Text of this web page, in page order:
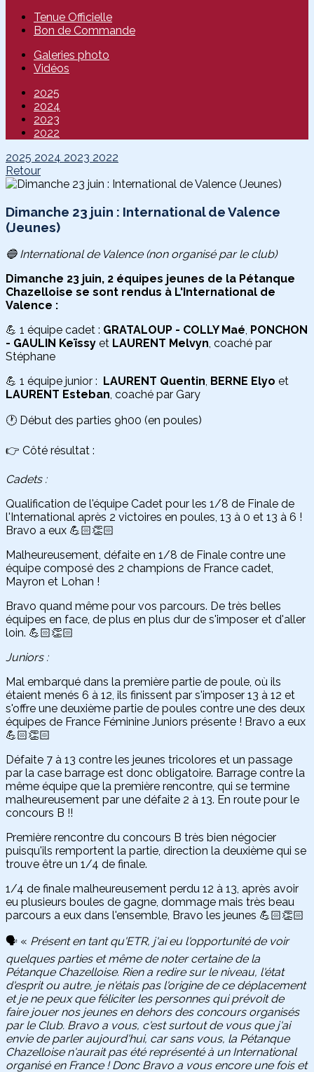
Tenue Officielle
Bon de Commande
Galeries photo
Vidéos
2025
2024
2023
2022
2025 2024 2023 2022
Retour
Dimanche 23 juin : International de Valence
(Jeunes)
🔵 International de Valence (non organisé par le club)
Dimanche 23 juin, 2 équipes jeunes de la Pétanque
Chazelloise se sont rendus à L'International de
Valence :
💪 1 équipe cadet : GRATALOUP - COLLY Maé, PONCHON
- GAULIN Keïssy et LAURENT Melvyn, coaché par
Stéphane
💪 1 équipe junior :
LAURENT Quentin, BERNE Elyo et
LAURENT Esteban, coaché par Gary
🕐 Début des parties 9h00 (en poules)
👉 Côté résultat :
Cadets :
Qualification de l'équipe Cadet pour les 1/8 de Finale de
l'International après 2 victoires en poules, 13 à 0 et 13 à 6 !
Bravo a eux 💪🏻👏🏻
Malheureusement, défaite en 1/8 de Finale contre une
équipe composé des 2 champions de France cadet,
Mayron et Lohan !
Bravo quand même pour vos parcours. De très belles
équipes en face, de plus en plus dur de s'imposer et d'aller
loin. 💪🏻👏🏻
Juniors :
Mal embarqué dans la première partie de poule, où ils
étaient menés 6 à 12, ils finissent par s'imposer 13 à 12 et
s'offre une deuxième partie de poules contre une des deux
équipes de France Féminine Juniors présente ! Bravo a eux
💪🏻👏🏻
Défaite 7 à 13 contre les jeunes tricolores et un passage
par la case barrage est donc obligatoire. Barrage contre la
même équipe que la première rencontre, qui se termine
malheureusement par une défaite 2 à 13. En route pour le
concours B !!
Première rencontre du concours B très bien négocier
puisqu'ils remportent la partie, direction la deuxième qui se
trouve être un 1/4 de finale.
1/4 de finale malheureusement perdu 12 à 13, après avoir
eu plusieurs boules de gagne, dommage mais très beau
parcours a eux dans l'ensemble, Bravo les jeunes 💪🏻👏🏻
🗣️ « Présent en tant qu'ETR, j'ai eu l'opportunité de voir
quelques parties et même de noter certaine de la
Pétanque Chazelloise. Rien a redire sur le niveau, l'état
d'esprit ou autre, je n'étais pas l'origine de ce déplacement
et je ne peux que féliciter les personnes qui prévoit de
faire jouer nos jeunes en dehors des concours organisés
par le Club. Bravo a vous, c'est surtout de vous que j'ai
envie de parler aujourd'hui, car sans vous, la Pétanque
Chazelloise n'aurait pas été représenté à un International
organisé en France ! Donc Bravo a vous encore une fois et